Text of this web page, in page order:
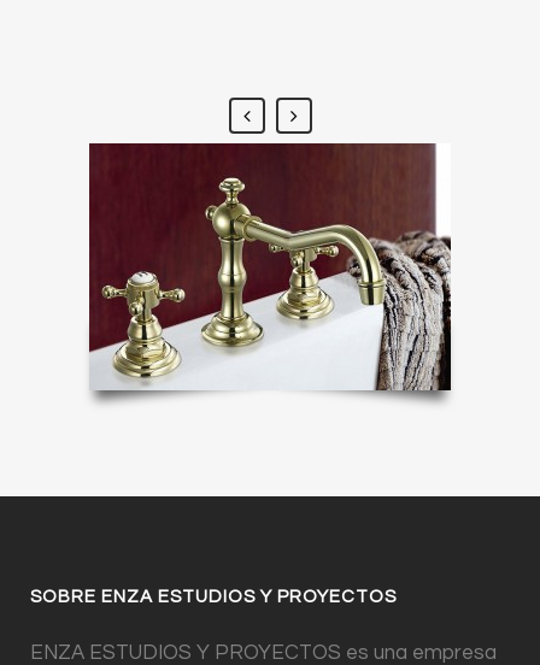
SOBRE ENZA ESTUDIOS Y PROYECTOS
ENZA ESTUDIOS Y PROYECTOS es una empresa